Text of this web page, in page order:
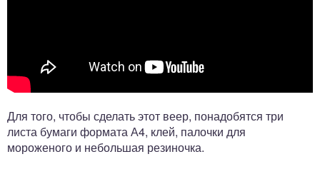
Для того, чтобы сделать этот веер, понадобятся три
листа бумаги формата А4, клей, палочки для
мороженого и небольшая резиночка.